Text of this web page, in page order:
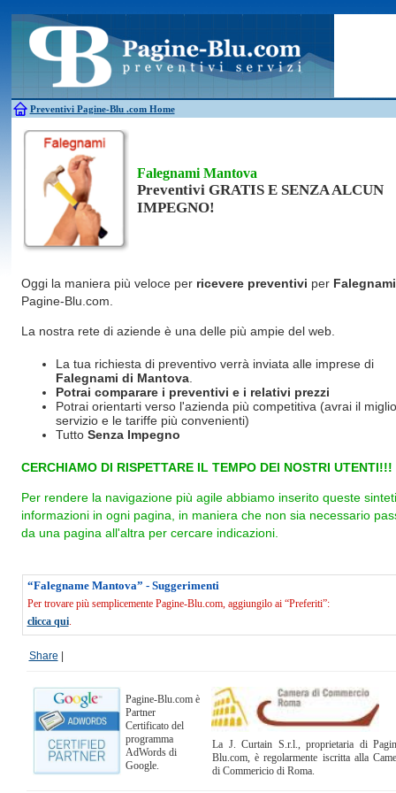
Preventivi Pagine-Blu .com Home
Antifurti
Allarme
Bagni chimici
Edilizia Giardinieri
Caldaie
Falegnami Idraulici
Canne fumarie
Parquet
Falegnami Mantova
Preventivi GRATIS E SENZA ALCUN
IMPEGNO!
Oggi la maniera più veloce per ricevere preventivi per Falegnami
Pagine-Blu.com.
La nostra rete di aziende è una delle più ampie del web.
La tua richiesta di preventivo verrà inviata alle imprese di
Falegnami di Mantova.
Potrai comparare i preventivi e i relativi prezzi
Potrai orientarti verso l'azienda più competitiva (avrai il
servizio e le tariffe più convenienti)
Tutto Senza Impegno
CERCHIAMO DI RISPETTARE IL TEMPO DEI NOSTRI UTENTI!!!
Per rendere la navigazione più agile abbiamo inserito queste
informazioni in ogni pagina, in maniera che non sia necessario
da una pagina all'altra per cercare indicazioni.
“Falegname Mantova” - Suggerimenti
Per trovare più semplicemente Pagine-Blu.com, aggiungilo ai “Preferiti”:
clicca qui.
Share
Pagine-Blu.com è
Partner
Certificato del
programma
AdWords di
Google.
La J. Curtain S.r.l., proprietaria di
Blu.com, è regolarmente iscritta alla
di Commericio di Roma.